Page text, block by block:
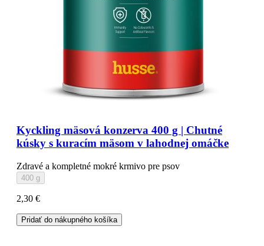
Kyckling mäsová konzerva 400 g | Chutné
kúsky s kuracím mäsom v lahodnej omáčke
Zdravé a kompletné mokré krmivo pre psov
400 g
2,30 €
Pridať do nákupného košíka